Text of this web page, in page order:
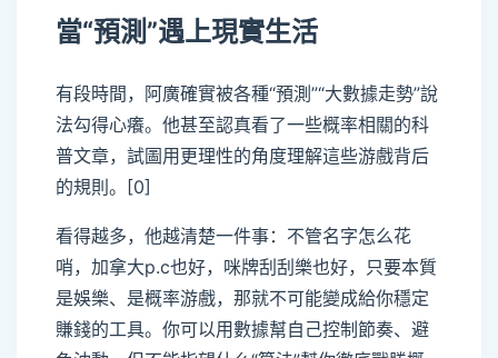
當“預測”遇上現實生活
有段時間，阿廣確實被各種“預測”“大數據走勢”說
法勾得心癢。他甚至認真看了一些概率相關的科
普文章，試圖用更理性的角度理解這些游戲背后
的規則。[0]
看得越多，他越清楚一件事：不管名字怎么花
哨，加拿大p.c也好，咪牌刮刮樂也好，只要本質
是娛樂、是概率游戲，那就不可能變成給你穩定
賺錢的工具。你可以用數據幫自己控制節奏、避